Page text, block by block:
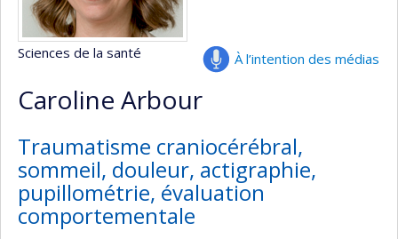
À l’intention des médias
Sciences de la santé
Caroline Arbour
Traumatisme craniocérébral,
sommeil, douleur, actigraphie,
pupillométrie, évaluation
comportementale